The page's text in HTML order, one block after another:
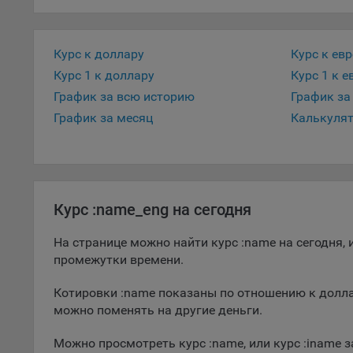
5.2.
5.3.
5.4.
Курс к доллару Курс к
Курс 1 к доллару
Курс 1 к
График за всю историю
График за
График за месяц
Курс :name_eng на сегодня
На странице можно найти курс :name на
промежутки времени.
Котировки :name показаны по отношению к
можно поменять на другие деньги.
Можно просмотреть курс :name, или курс